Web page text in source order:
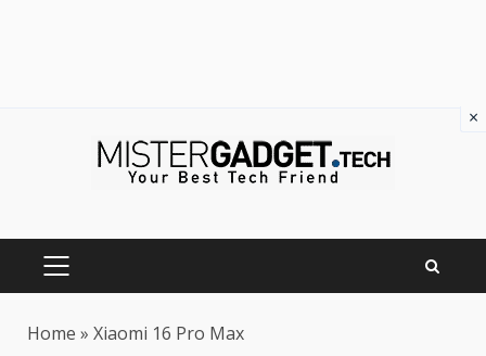
PRIMARY
Home » Xiaomi 16 Pro Max
×